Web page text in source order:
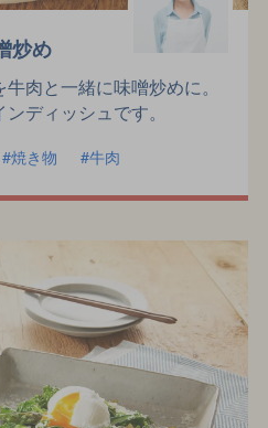
炒め
肉と一緒に味噌炒めに。
ディッシュです。
焼き物 牛肉